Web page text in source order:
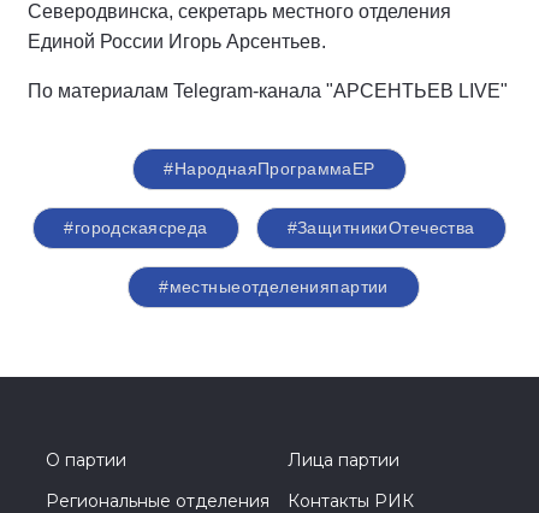
Северодвинска, секретарь местного отделения
Единой России Игорь Арсентьев.
По материалам Telegram-канала "АРСЕНТЬЕВ LIVE"
#НароднаяПрограммаЕР
#городскаясреда #ЗащитникиОтечества
#местныеотделенияпартии
О партии
Лица партии
Региональные отделения
Контакты РИК